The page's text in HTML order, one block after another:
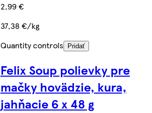
2,99 €
37,38 €/kg
Quantity controls
Pridať
Felix Soup polievky pre
mačky hovädzie, kura,
jahňacie 6 x 48 g